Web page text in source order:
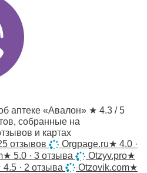
аптеке «Авалон» ★ 4.3 / 5
собранные на
и картах
отзывов Orgpage.ru★ 4.0 ·
★ 5.0 · 3 отзыва Otzyv.pro★
4.5 · 2 отзыва Otzovik.com★